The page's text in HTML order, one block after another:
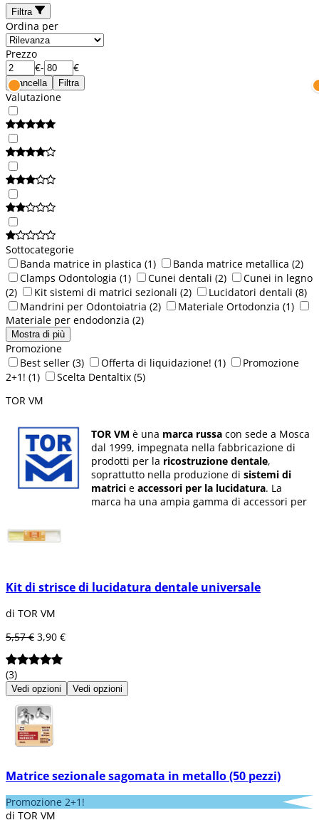
Filtra
Ordina per
Prezzo
€- €
Cancella Filtra
Valutazione
Sottocategorie
Banda matrice in plastica (1) Banda matrice metallica (2)
Clamps Odontologia (1) Cunei dentali (2)
Cunei in legno
(2)
Kit sistemi di matrici sezionali (2) Lucidatori dentali (8)
Mandrini per Odontoiatria (2) Materiale Ortodonzia (1)
Materiale per endodonzia (2)
Mostra di più
Promozione
Best seller (3) Offerta di liquidazione! (1)
Promozione
2+1! (1) Scelta Dentaltix (5)
TOR VM
TOR VM è una marca russa con sede a Mosca
dal 1999, impegnata nella fabbricazione di
prodotti per la ricostruzione dentale,
soprattutto nella produzione di sistemi di
matrici e accessori per la lucidatura. La
marca ha una ampia gamma di accessori per
I loro moderni materiali da otturazione
Kit di strisce di lucidatura dentale universale
di TOR VM
5,57 € 3,90 €
(3)
Vedi opzioni Vedi opzioni
Matrice sezionale sagomata in metallo (50 pezzi)
Promozione 2+1!
di TOR VM